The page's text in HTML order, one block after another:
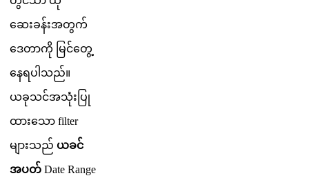
ဆခနအတက
ဒတက မငတ
နရပ သည။
ယခသငအသ ပ
ထသ filter
မသည ယခင
အပတ Date Range